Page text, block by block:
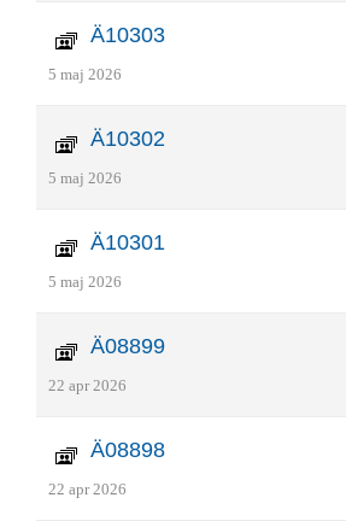
Ä10303
5 maj 2026
Ä10302
5 maj 2026
Ä10301
5 maj 2026
Ä08899
22 apr 2026
Ä08898
22 apr 2026